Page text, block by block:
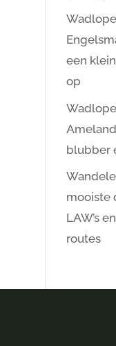
een
op
blubber
mooiste
LAW’s
routes